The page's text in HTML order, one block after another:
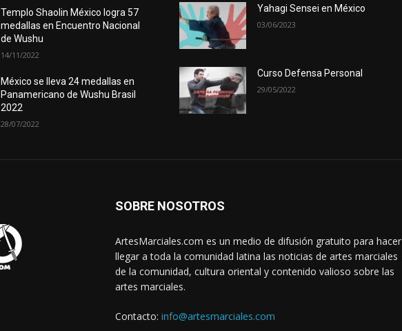
Templo Shaolin México logra 57
medallas en Encuentro Nacional
de Wushu
14/11/2022
México se lleva 24 medallas en
Panamericano de Wushu Brasil
2022
28/07/2022
Yahagi Sensei en México
03/06/2023
Curso Defensa Personal
29/05/2022
SOBRE NOSOTROS
ArtesMarciales.com es un medio de difusión gratuito para hacer
llegar a toda la comunidad latina las noticias de artes marciales
de la comunidad, cultura oriental y contenido valioso sobre las
artes marciales.
Contacto: info@artesmarciales.com